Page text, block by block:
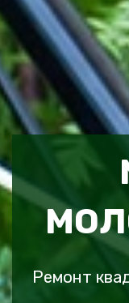
Ремонт